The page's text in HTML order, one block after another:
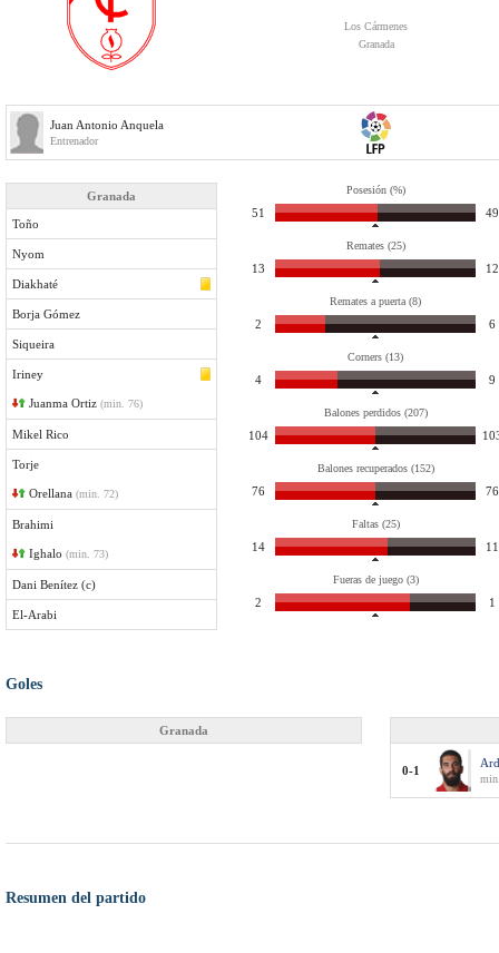
Los Cármenes
Granada
Juan Antonio Anquela
Entrenador
Granada
Toño
Nyom
Diakhaté
Borja Gómez
Siqueira
Iriney
Juanma Ortiz (min. 76)
Mikel Rico
Torje
Orellana (min. 72)
Brahimi
Ighalo (min. 73)
Dani Benítez (c)
El-Arabi
Posesión (%)
51 49
Remates (25)
13 12
Remates a puerta (8)
2 6
Corners (13)
4 9
Balones perdidos (207)
104
Balones recuperados (152)
76 76
Faltas (25)
14 11
Fueras de juego (3)
2 1
Goles
Granada
0-1
Resumen del partido